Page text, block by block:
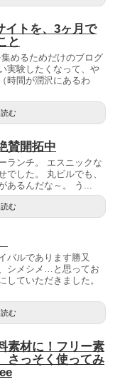
イトを、3ヶ月で
と
めるためだけのブログ
実験したくなって、や
時間が潤沢にあるわ
む
賛開拓中
ランチ。 エスニックな
でした。 丸ビルでも、
あるんだな～。 う...
む
バルであります勝又
シメシメ…と思ってお
ていただきました。
む
素材に！フリー素
さっそく使ってみ